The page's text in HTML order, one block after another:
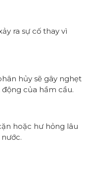
ra sự cố thay vì
hủy sẽ gây nghẹt
của hầm cầu.
hoặc hư hỏng lâu